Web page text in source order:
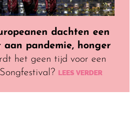
dachten een
pandemie, honger
het geen tijd voor een
LEES VERDER